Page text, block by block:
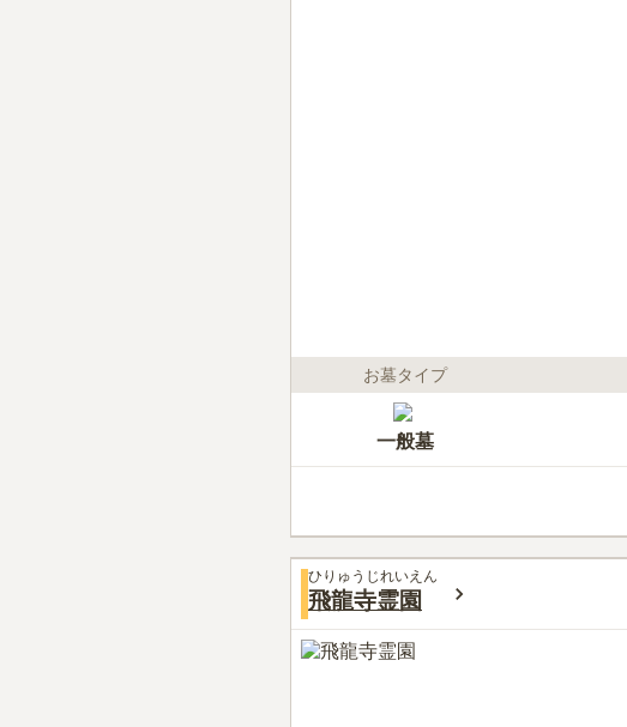
お墓タイプ
一般墓
ひりゅうじれいえん
飛龍寺霊園